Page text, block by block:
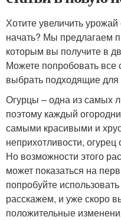
Хотите увеличить урожай
начать? Мы предлагаем
которым вы получите в
Можете попробовать все
выбрать подходящие для
Огурцы – одна из самых
поэтому каждый
самыми красивыми и
неприхотливости,
Но возможности этого
может показаться на
попробуйте
расскажем, и уже скоро
положительные